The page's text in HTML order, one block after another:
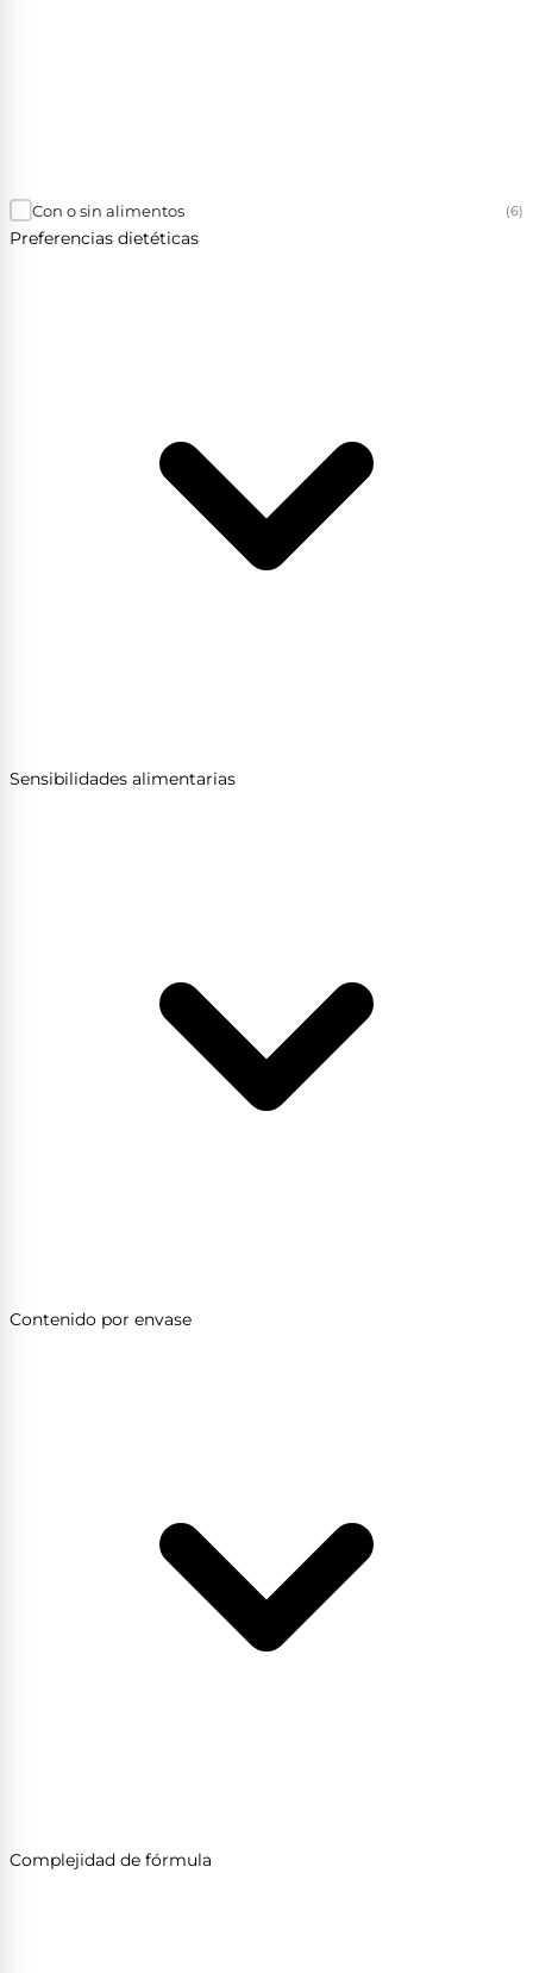
Con o sin alimentos (6)
Preferencias dietéticas
Sensibilidades alimentarias
Contenido por envase
Complejidad de fórmula